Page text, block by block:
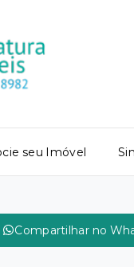
seu Imóvel
Compartilhar no